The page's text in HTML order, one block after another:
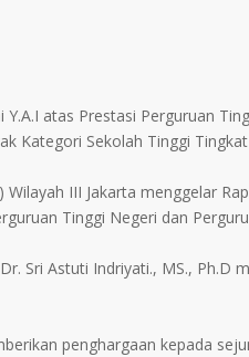
atas Prestasi Perguruan
Kategori Sekolah Tinggi
III Jakarta menggelar
Tinggi Negeri dan
Sri Astuti Indriyati., MS., Ph.D
penghargaan kepada